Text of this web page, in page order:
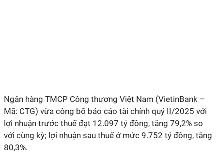
Ngân hàng TMCP Công thương Việt Nam (VietinBank –
Mã: CTG) vừa công bố báo cáo tài chính quý II/2025 với
lợi nhuận trước thuế đạt 12.097 tỷ đồng, tăng 79,2% so
với cùng kỳ; lợi nhuận sau thuế ở mức 9.752 tỷ đồng, tăng
80,3%.